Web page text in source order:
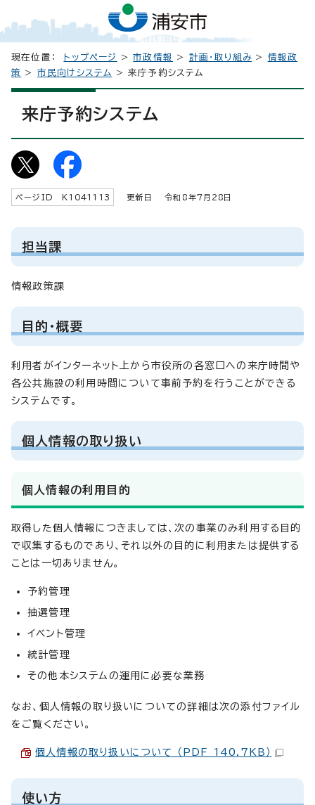
現在位置： トップページ >市政情報 > 計画・取り組み > 情報政
策
> 市民向けシステム > 来庁予約システム
来庁予約システム
ページID K 1041113 更新日 令和8年7月 28 日
担当課
情報政策課
目的・概要
利用者がインターネット上から市役所の各窓口への来庁時間や
各公共施設の利用時間について事前予約を行うことができる
システムです。
個人情報の取り扱い
個人情報の利用目的
取得した個人情報につきましては、次の事業のみ利用する目的
で収集するものであり、それ以外の目的に利用または提供する
ことは一切ありません。
予約管理
抽選管理
イベント管理
統計管理
その他本システムの運用に必要な業務
なお、個人情報の取り扱いについての詳細は次の添付ファイル
をご覧ください。
個人情報の取り扱いについて （PDF 140.7KB）
使い方